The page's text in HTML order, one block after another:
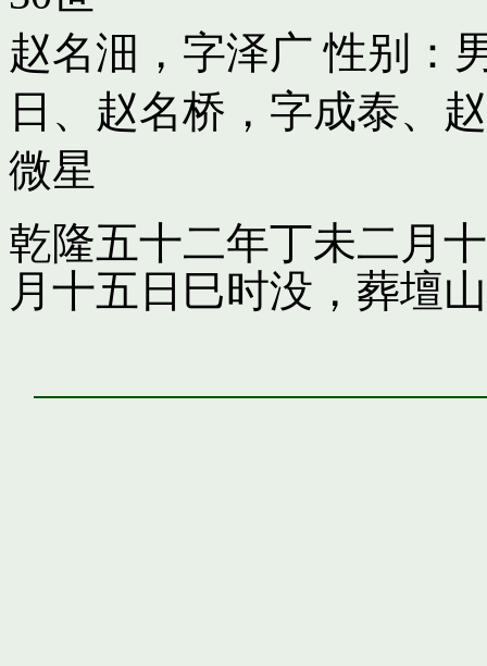
赵名沺，字泽广 性别：
日 、 赵名桥，字成泰、
微星
乾隆五十二年丁未二月
月十五日巳时没，葬壇